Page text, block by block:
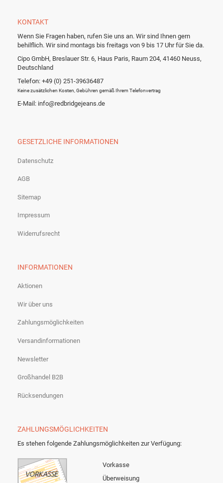
KONTAKT
Wenn Sie Fragen haben, rufen Sie uns an. Wir sind Ihnen gern
behilflich. Wir sind montags bis freitags von 9 bis 17 Uhr für Sie da.
Cipo GmbH, Breslauer Str. 6, Haus Paris, Raum 204, 41460 Neuss,
Deutschland
Telefon: +49 (0) 251-39636487
Keine zusätzlichen Kosten, Gebühren gemäß Ihrem Telefonvertrag
E-Mail: info@redbridgejeans.de
GESETZLICHE INFORMATIONEN
Datenschutz
AGB
Sitemap
Impressum
Widerrufsrecht
INFORMATIONEN
Aktionen
Wir über uns
Zahlungsmöglichkeiten
Versandinformationen
Newsletter
Großhandel B2B
Rücksendungen
ZAHLUNGSMÖGLICHKEITEN
Es stehen folgende Zahlungsmöglichkeiten zur Verfügung:
Vorkasse
Überweisung